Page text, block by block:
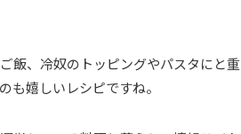
飯、冷奴のトッピングやパスタにと
も嬉しいレシピですね。